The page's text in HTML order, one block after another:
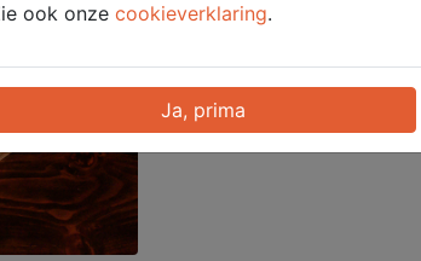
Selecteer hier uw
ook onze cookieverklaring.
Ja, prima